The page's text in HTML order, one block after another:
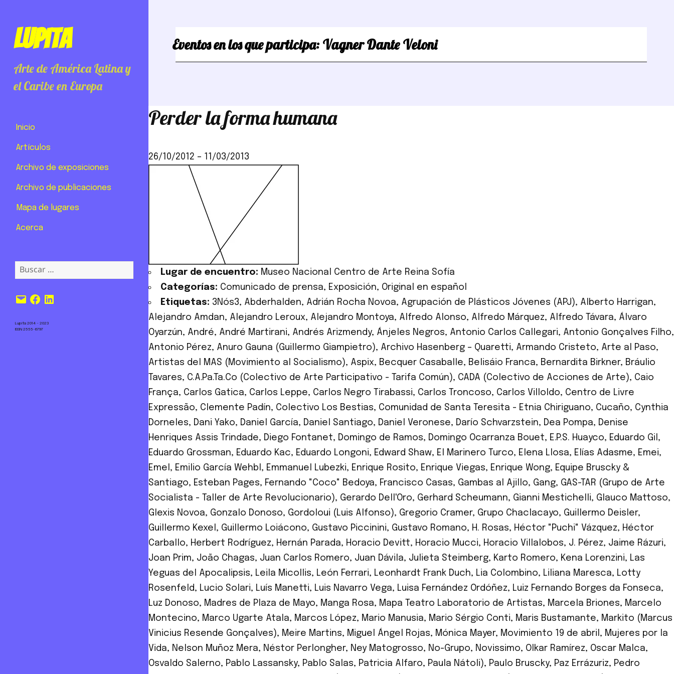
Lupita
Arte de América Latina y
el Caribe en Europa
Inicio
Artículos
Archivo de exposiciones
Archivo de publicaciones
Mapa de lugares
Acerca
Buscar:
Correo
electrónico
Facebook
LinkedIn
Lupita 2014 – 2023
ISSN 2555-6797
Eventos en los que participa: Vagner Dante Veloni
Perder la forma humana
26/10/2012 – 11/03/2013
Lugar de encuentro: Museo Nacional Centro de Arte Reina Sofía
Categorías: Comunicado de prensa, Exposición, Original en español
Etiquetas: 3Nós3, Abderhalden, Adrián Rocha Novoa, Agrupación de Plásticos Jóvenes (APJ), Alberto Harrigan,
Alejandro Amdan, Alejandro Leroux, Alejandro Montoya, Alfredo Alonso, Alfredo Márquez, Alfredo Távara, Álvaro
Oyarzún, André, André Martirani, Andrés Arizmendy, Ánjeles Negros, Antonio Carlos Callegari, Antonio Gonçalves Filho,
Antonio Pérez, Anuro Gauna (Guillermo Giampietro), Archivo Hasenberg – Quaretti, Armando Cristeto, Arte al Paso,
Artistas del MAS (Movimiento al Socialismo), Aspix, Becquer Casaballe, Belisáio Franca, Bernardita Birkner, Bráulio
Tavares, C.A.Pa.Ta.Co (Colectivo de Arte Participativo - Tarifa Común), CADA (Colectivo de Acciones de Arte), Caio
França, Carlos Gatica, Carlos Leppe, Carlos Negro Tirabassi, Carlos Troncoso, Carlos Villoldo, Centro de Livre
Expressão, Clemente Padín, Colectivo Los Bestias, Comunidad de Santa Teresita - Etnia Chiriguano, Cucaño, Cynthia
Dorneles, Dani Yako, Daniel García, Daniel Santiago, Daniel Veronese, Darío Schvarzstein, Dea Pompa, Denise
Henriques Assis Trindade, Diego Fontanet, Domingo de Ramos, Domingo Ocarranza Bouet, E.P.S. Huayco, Eduardo Gil ,
Eduardo Grossman, Eduardo Kac, Eduardo Longoni, Edward Shaw, El Marinero Turco, Elena Llosa, Elías Adasme, Emei,
Emel , Emilio García Wehbl , Emmanuel Lubezki, Enrique Rosito, Enrique Viegas, Enrique Wong, Equipe Bruscky &
Santiago, Esteban Pages, Fernando "Coco" Bedoya, Francisco Casas, Gambas al Ajillo, Gang, GAS-TAR (Grupo de Arte
Socialista - Taller de Arte Revolucionario), Gerardo Dell'Oro, Gerhard Scheumann, Gianni Mestichelli, Glauco Mattoso,
Glexis Novoa, Gonzalo Donoso, Gordoloui (Luis Alfonso), Gregorio Cramer, Grupo Chaclacayo, Guillermo Deisler,
Guillermo Kexel , Guillermo Loiácono, Gustavo Piccinini, Gustavo Romano, H. Rosas, Héctor "Puchi" Vázquez, Héctor
Carballo, Herbert Rodríguez, Hernán Parada, Horacio Devitt, Horacio Mucci, Horacio Villalobos, J. Pérez, Jaime Rázuri,
Joan Prim, João Chagas, Juan Carlos Romero, Juan Dávila, Julieta Steimberg, Karto Romero, Kena Lorenzini, Las
Yeguas del Apocalipsis, Leila Micollis, León Ferrari, Leonhardt Frank Duch, Lia Colombino, Liliana Maresca, Lotty
Rosenfeld, Lucio Solari, Luís Manetti, Luis Navarro Vega, Luisa Fernández Ordóñez, Luiz Fernando Borges da Fonseca,
Luz Donoso, Madres de Plaza de Mayo, Manga Rosa, Mapa Teatro Laboratorio de Artistas, Marcela Briones, Marcelo
Montecino, Marco Ugarte Atala, Marcos López, Mario Manusia, Mario Sérgio Conti, Maris Bustamante, Markito (Marcus
Vinicius Resende Gonçalves), Meire Martins, Miguel Ángel Rojas, Mónica Mayer, Movimiento 19 de abril , Mujeres por la
Vida, Nelson Muñoz Mera, Néstor Perlongher, Ney Matogrosso, No-Grupo, Novissimo, Olkar Ramírez, Oscar Malca,
Osvaldo Salerno, Pablo Lassansky, Pablo Salas, Patricia Alfaro, Paula Nátoli), Paulo Bruscky, Paz Errázuriz, Pedro